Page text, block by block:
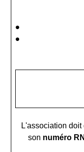
L'association
son numéro